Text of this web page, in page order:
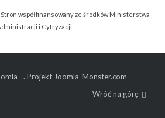
współfinansowany ze środków Ministerstwa
i Cyfryzacji
. Projekt Joomla-Monster.com
Wróć na górę